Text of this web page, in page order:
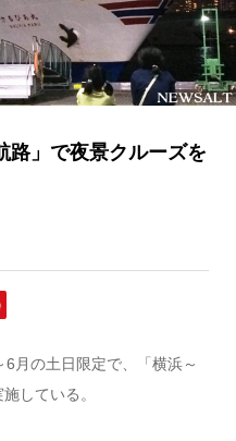
路」で夜景クルーズを
月の土日限定で、「横浜～
している。